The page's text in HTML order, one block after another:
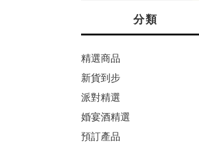
分類
精選商品
新貨到步
派對精選
婚宴酒精選
預訂產品